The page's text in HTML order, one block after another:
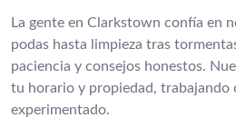
La gente en Clarkstown confía en
podas hasta limpieza tras
paciencia y consejos honestos.
tu horario y propiedad, trabajando
experimentado.